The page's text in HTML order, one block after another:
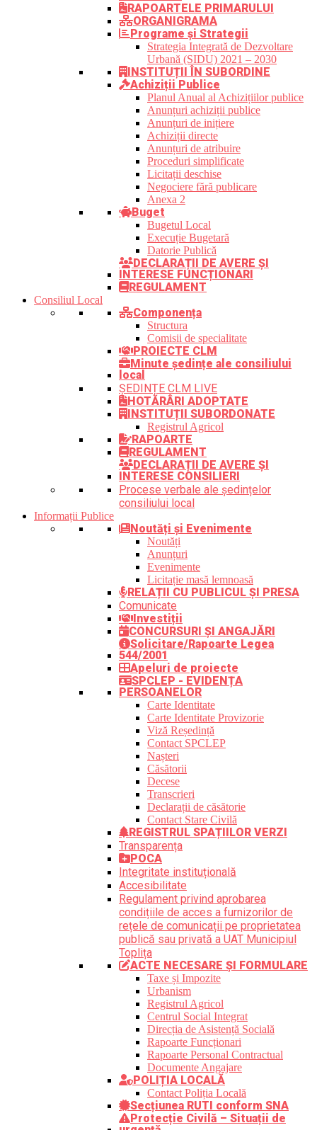
RAPOARTELE PRIMARULUI
ORGANIGRAMA
Programe și Strategii
Strategia Integrată de Dezvoltare
Urbană (SIDU) 2021 – 2030
INSTITUȚII ÎN SUBORDINE
Achiziții Publice
Planul Anual al Achizițiilor publice
Anunțuri achiziții publice
Anunțuri de inițiere
Achiziții directe
Anunțuri de atribuire
Proceduri simplificate
Licitații deschise
Negociere fără publicare
Anexa 2
Buget
Bugetul Local
Execuție Bugetară
Datorie Publică
DECLARAȚII DE AVERE ȘI
INTERESE FUNCȚIONARI
REGULAMENT
Consiliul Local
Componența
Structura
Comisii de specialitate
PROIECTE CLM
Minute ședințe ale consiliului
local
ȘEDINȚE CLM LIVE
HOTĂRÂRI ADOPTATE
INSTITUȚII SUBORDONATE
Registrul Agricol
RAPOARTE
REGULAMENT
DECLARAȚII DE AVERE ȘI
INTERESE CONSILIERI
Procese verbale ale ședințelor
consiliului local
Informații Publice
Noutăți și Evenimente
Noutăți
Anunțuri
Evenimente
Licitație masă lemnoasă
RELAȚII CU PUBLICUL ȘI PRESA
Comunicate
Investiții
CONCURSURI ȘI ANGAJĂRI
Solicitare/Rapoarte Legea
544/2001
Apeluri de proiecte
SPCLEP - EVIDENȚA
PERSOANELOR
Carte Identitate
Carte Identitate Provizorie
Viză Reședință
Contact SPCLEP
Nașteri
Căsătorii
Decese
Transcrieri
Declarații de căsătorie
Contact Stare Civilă
REGISTRUL SPAȚIILOR VERZI
Transparența
POCA
Integritate instituțională
Accesibilitate
Regulament privind aprobarea
condițiile de acces a furnizorilor de
rețele de comunicații pe proprietatea
publică sau privată a UAT Municipiul
Toplița
ACTE NECESARE ȘI FORMULARE
Taxe și Impozite
Urbanism
Registrul Agricol
Centrul Social Integrat
Direcția de Asistență Socială
Rapoarte Funcționari
Rapoarte Personal Contractual
Documente Angajare
POLIȚIA LOCALĂ
Contact Poliția Locală
Secțiunea RUTI conform SNA
Protecție Civilă – Situații de